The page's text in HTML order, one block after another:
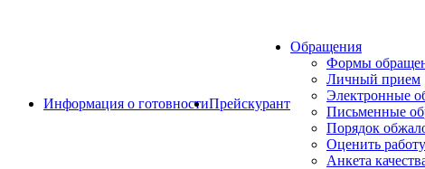
Информация о готовностиПрейскурант
Обращения
Формы
Личный прием
Электронные
Письменные
Порядок
Оценить
Анкета